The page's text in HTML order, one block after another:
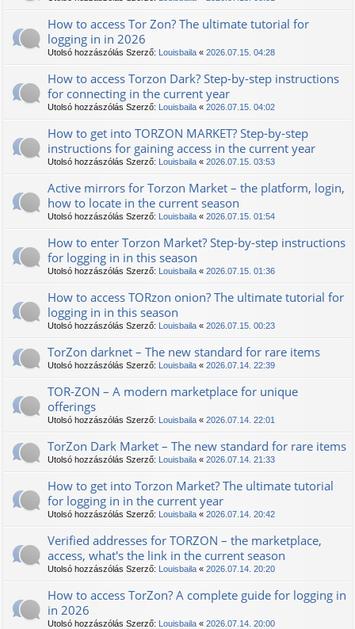
How to access Tor Zon? The ultimate tutorial for
logging in in 2026
Utolsó hozzászólás Szerző: Louisbaila « 2026.07.15. 04:28
How to access Torzon Dark? Step-by-step instructions
for connecting in the current year
Utolsó hozzászólás Szerző: Louisbaila « 2026.07.15. 04:02
How to get into TORZON MARKET? Step-by-step
instructions for gaining access in the current year
Utolsó hozzászólás Szerző: Louisbaila « 2026.07.15. 03:53
Active mirrors for Torzon Market – the platform, login,
how to locate in the current season
Utolsó hozzászólás Szerző: Louisbaila « 2026.07.15. 01:54
How to enter Torzon Market? Step-by-step instructions
for logging in in this season
Utolsó hozzászólás Szerző: Louisbaila « 2026.07.15. 01:36
How to access TORzon onion? The ultimate tutorial for
logging in in this season
Utolsó hozzászólás Szerző: Louisbaila « 2026.07.15. 00:23
TorZon darknet – The new standard for rare items
Utolsó hozzászólás Szerző: Louisbaila « 2026.07.14. 22:39
TOR-ZON – A modern marketplace for unique
offerings
Utolsó hozzászólás Szerző: Louisbaila « 2026.07.14. 22:01
TorZon Dark Market – The new standard for rare items
Utolsó hozzászólás Szerző: Louisbaila « 2026.07.14. 21:33
How to get into Torzon Market? The ultimate tutorial
for logging in in the current year
Utolsó hozzászólás Szerző: Louisbaila « 2026.07.14. 20:42
Verified addresses for ТОRZON – the marketplace,
access, what's the link in the current season
Utolsó hozzászólás Szerző: Louisbaila « 2026.07.14. 20:20
How to access TorZon? A complete guide for logging in
in 2026
Utolsó hozzászólás Szerző: Louisbaila « 2026.07.14. 20:00